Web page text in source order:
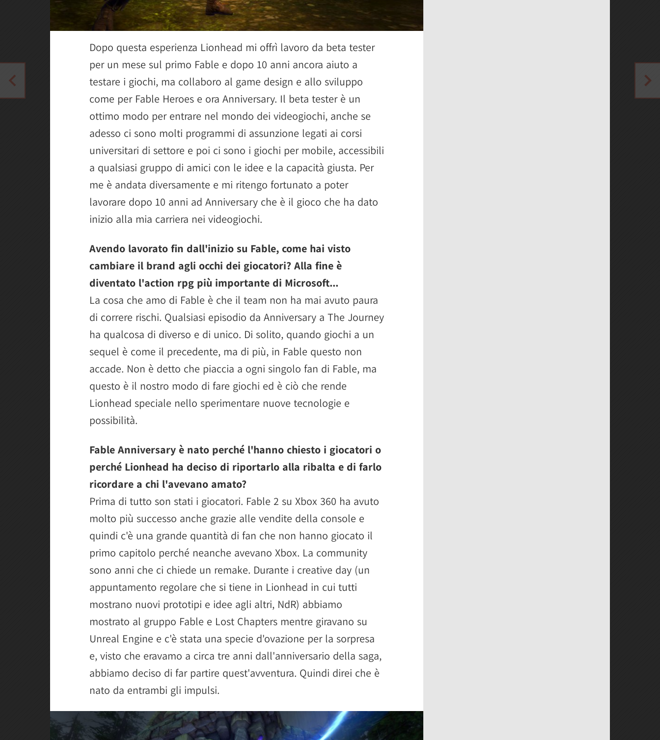
Dopo questa esperienza Lionhead mi offrì lavoro da beta tester
per un mese sul primo Fable e dopo 10 anni ancora aiuto a
testare i giochi, ma collaboro al game design e allo sviluppo
come per Fable Heroes e ora Anniversary. Il beta tester è un
ottimo modo per entrare nel mondo dei videogiochi, anche se
adesso ci sono molti programmi di assunzione legati ai corsi
universitari di settore e poi ci sono i giochi per mobile, accessibili
a qualsiasi gruppo di amici con le idee e la capacità giusta. Per
me è andata diversamente e mi ritengo fortunato a poter
lavorare dopo 10 anni ad Anniversary che è il gioco che ha dato
inizio alla mia carriera nei videogiochi.
Avendo lavorato fin dall'inizio su Fable, come hai visto
cambiare il brand agli occhi dei giocatori? Alla fine è
diventato l'action rpg più importante di Microsoft...
La cosa che amo di Fable è che il team non ha mai avuto paura
di correre rischi. Qualsiasi episodio da Anniversary a The Journey
ha qualcosa di diverso e di unico. Di solito, quando giochi a un
sequel è come il precedente, ma di più, in Fable questo non
accade. Non è detto che piaccia a ogni singolo fan di Fable, ma
questo è il nostro modo di fare giochi ed è ciò che rende
Lionhead speciale nello sperimentare nuove tecnologie e
possibilità.
Fable Anniversary è nato perché l'hanno chiesto i giocatori o
perché Lionhead ha deciso di riportarlo alla ribalta e di farlo
ricordare a chi l'avevano amato?
Prima di tutto son stati i giocatori. Fable 2 su Xbox 360 ha avuto
molto più successo anche grazie alle vendite della console e
quindi c'è una grande quantità di fan che non hanno giocato il
primo capitolo perché neanche avevano Xbox. La community
sono anni che ci chiede un remake. Durante i creative day (un
appuntamento regolare che si tiene in Lionhead in cui tutti
mostrano nuovi prototipi e idee agli altri, NdR) abbiamo
mostrato al gruppo Fable e Lost Chapters mentre giravano su
Unreal Engine e c'è stata una specie d'ovazione per la sorpresa
e, visto che eravamo a circa tre anni dall'anniversario della saga,
abbiamo deciso di far partire quest'avventura. Quindi direi che è
nato da entrambi gli impulsi.